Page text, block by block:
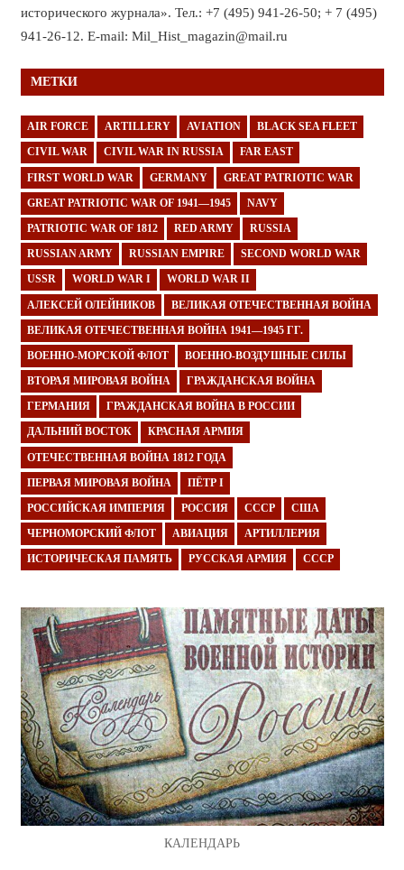
исторического журнала». Тел.: +7 (495) 941-26-50; + 7 (495)
941-26-12. E-mail: Mil_Hist_magazin@mail.ru
МЕТКИ
AIR FORCE ARTILLERY AVIATION BLACK SEA FLEET
CIVIL WAR CIVIL WAR IN RUSSIA FAR EAST
FIRST WORLD WAR GERMANY GREAT PATRIOTIC WAR
GREAT PATRIOTIC WAR OF 1941—1945 NAVY
PATRIOTIC WAR OF 1812 RED ARMY RUSSIA
RUSSIAN ARMY RUSSIAN EMPIRE SECOND WORLD WAR
USSR WORLD WAR I WORLD WAR II
АЛЕКСЕЙ ОЛЕЙНИКОВ ВЕЛИКАЯ ОТЕЧЕСТВЕННАЯ ВОЙНА
ВЕЛИКАЯ ОТЕЧЕСТВЕННАЯ ВОЙНА 1941—1945 ГГ.
ВОЕННО-МОРСКОЙ ФЛОТ ВОЕННО-ВОЗДУШНЫЕ СИЛЫ
ВТОРАЯ МИРОВАЯ ВОЙНА ГРАЖДАНСКАЯ ВОЙНА
ГЕРМАНИЯ ГРАЖДАНСКАЯ ВОЙНА В РОССИИ
ДАЛЬНИЙ ВОСТОК КРАСНАЯ АРМИЯ
ОТЕЧЕСТВЕННАЯ ВОЙНА 1812 ГОДА
ПЕРВАЯ МИРОВАЯ ВОЙНА ПЁТР I
РОССИЙСКАЯ ИМПЕРИЯ РОССИЯ СССР США
ЧЕРНОМОРСКИЙ ФЛОТ АВИАЦИЯ АРТИЛЛЕРИЯ
ИСТОРИЧЕСКАЯ ПАМЯТЬ РУССКАЯ АРМИЯ СССР
КАЛЕНДАРЬ